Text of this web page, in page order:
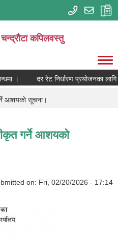
कपिलवस्तु
। दर रेट निर्धारण प्रयोजनका लागि
आशयको सूचना।
गर्ने आशयको
on: Fri, 02/20/2026 - 17:14